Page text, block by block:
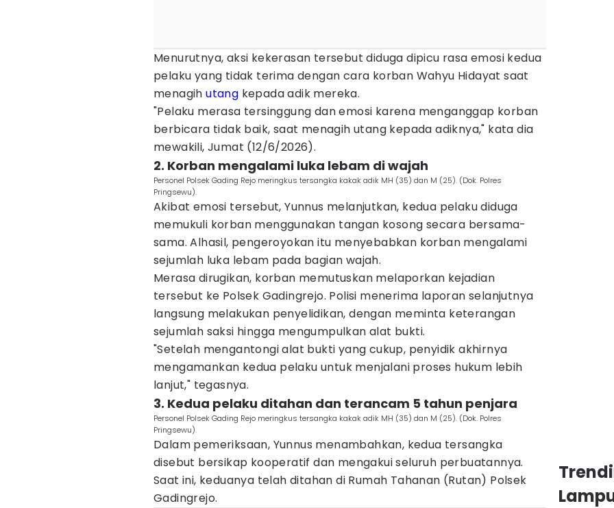
Menurutnya, aksi kekerasan tersebut diduga dipicu rasa emosi kedua
pelaku yang tidak terima dengan cara korban Wahyu Hidayat saat
menagihutang kepada adik mereka.
"Pelaku merasa tersinggung dan emosi karena menganggap korban
berbicara tidak baik, saat menagih utang kepada adiknya," kata dia
mewakili, Jumat (12/6/2026).
2. Korban mengalami luka lebam di wajah
Personel Polsek Gading Rejo meringkus tersangka kakak adik MH (35) dan M (25). (Dok. Polres
Pringsewu).
Akibat emosi tersebut, Yunnus melanjutkan, kedua pelaku diduga
memukuli korban menggunakan tangan kosong secara bersama-
sama. Alhasil, pengeroyokan itu menyebabkan korban mengalami
sejumlah luka lebam pada bagian wajah.
Merasa dirugikan, korban memutuskan melaporkan kejadian
tersebut ke Polsek Gadingrejo. Polisi menerima laporan selanjutnya
langsung melakukan penyelidikan, dengan meminta keterangan
sejumlah saksi hingga mengumpulkan alat bukti.
"Setelah mengantongi alat bukti yang cukup, penyidik akhirnya
mengamankan kedua pelaku untuk menjalani proses hukum lebih
lanjut," tegasnya.
3. Kedua pelaku ditahan dan terancam 5 tahun penjara
Personel Polsek Gading Rejo meringkus tersangka kakak adik MH (35) dan M (25). (Dok. Polres
Pringsewu).
Dalam pemeriksaan, Yunnus menambahkan, kedua tersangka
disebut bersikap kooperatif dan mengakui seluruh perbuatannya.
Saat ini, keduanya telah ditahan di Rumah Tahanan (Rutan) Polsek
Gadingrejo.